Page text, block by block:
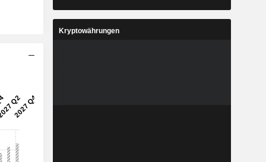
269,9
-
Kryptowährungen